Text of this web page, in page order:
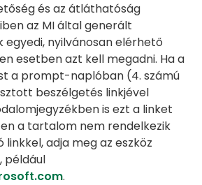
és az átláthatóság
az MI által generált
nyilvánosan elérhető
esetben azt kell megadni. Ha a
a prompt-naplóban (4. számú
beszélgetés linkjével
is ezt a linket
a tartalom nem rendelkezik
adja meg az eszköz
például
.